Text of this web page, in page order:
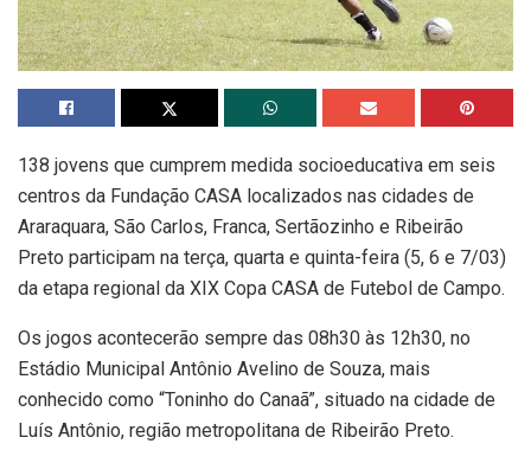
138 jovens que cumprem medida socioeducativa em seis
centros da Fundação CASA localizados nas cidades de
Araraquara, São Carlos, Franca, Sertãozinho e Ribeirão
Preto participam na terça, quarta e quinta-feira (5, 6 e 7/03)
da etapa regional da XIX Copa CASA de Futebol de Campo.
Os jogos acontecerão sempre das 08h30 às 12h30, no
Estádio Municipal Antônio Avelino de Souza, mais
conhecido como “Toninho do Canaã”, situado na cidade de
Luís Antônio, região metropolitana de Ribeirão Preto.